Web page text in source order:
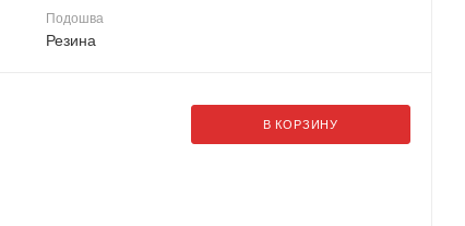
Подошва
Резина
В КОРЗИНУ